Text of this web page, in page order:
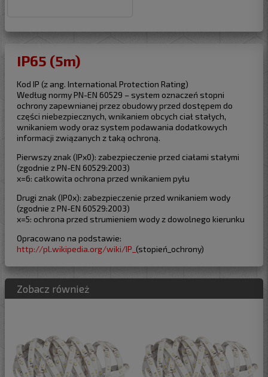
IP65 (5m)
Kod IP (z ang. International Protection Rating)
Według normy PN-EN 60529 – system oznaczeń stopni
ochrony zapewnianej przez obudowy przed dostępem do
części niebezpiecznych, wnikaniem obcych ciał stałych,
wnikaniem wody oraz system podawania dodatkowych
informacji związanych z taką ochroną.
Pierwszy znak (IPx0): zabezpieczenie przed ciałami stałymi
(zgodnie z PN-EN 60529:2003)
x=6: całkowita ochrona przed wnikaniem pyłu
Drugi znak (IP0x): zabezpieczenie przed wnikaniem wody
(zgodnie z PN-EN 60529:2003)
x=5: ochrona przed strumieniem wody z dowolnego kierunku
Opracowano na podstawie:
http://pl.wikipedia.org/wiki/IP_(stopień_ochrony)
Zobacz również